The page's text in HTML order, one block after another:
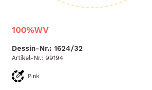
100%WV
Dessin-Nr.: 1624/32
Artikel-Nr.: 99194
Pink